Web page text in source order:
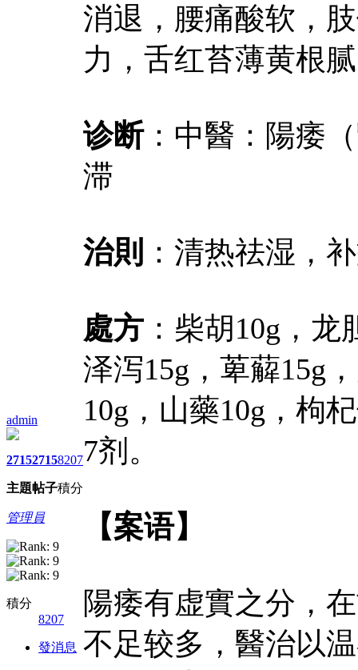
admin
2715
主題
2715
帖子
8207
積分
管理員
積分
8207
發消息
消退，腰痛酸软，
力，舌红苔薄黄根
诊断：中醫：陽痿
滞
治則 ：清热祛湿，
處方 ：柴胡10g，
泽泻15g，萆薢15g
10g，山藥10g，枸
7剂。
【案语】
陽痿有虚實之分，
不足较多，醫治以